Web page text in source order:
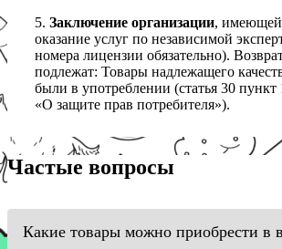
5. Заключение организации, имеющей
оказание услуг по независимой
номера лицензии обязательно).
подлежат: Товары надлежащего
были в употреблении (статья 30 пункт
«О защите прав потребителя»).
Частые вопросы
Какие товары можно приобрести в